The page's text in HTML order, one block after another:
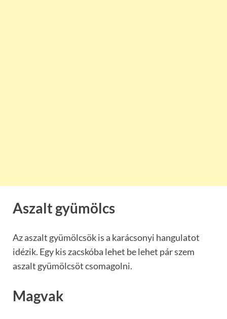
Aszalt gyümölcs
Az aszalt gyümölcsök is a karácsonyi hangulatot
idézik. Egy kis zacskóba lehet be lehet pár szem
aszalt gyümölcsöt csomagolni.
Magvak